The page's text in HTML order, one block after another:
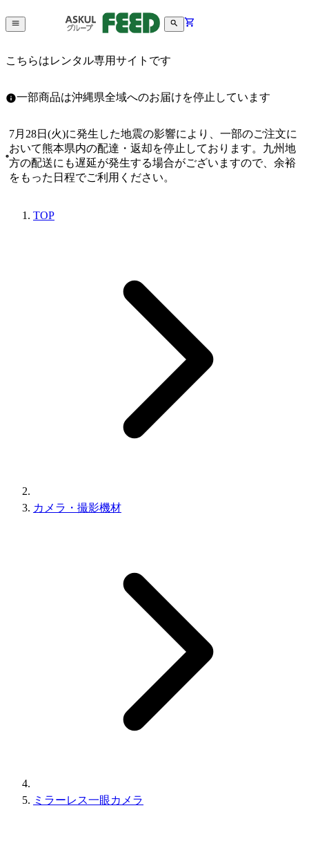
こちらはレンタル専用サイトです
一部商品は沖縄県全域へのお届けを停止しています
7月28日(火)に発生した地震の影響により、一部のご注文に
おいて熊本県内の配達・返却を停止しております。九州地
方の配送にも遅延が発生する場合がございますので、余裕
をもった日程でご利用ください。
TOP
カメラ・撮影機材
ミラーレス一眼カメラ